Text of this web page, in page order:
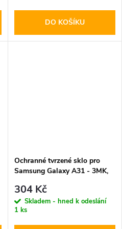
DO KOŠÍKU
Ochranné tvrzené sklo pro
Samsung Galaxy A31 - 3MK,
304 Kč
Skladem - hned k odeslání
1 ks